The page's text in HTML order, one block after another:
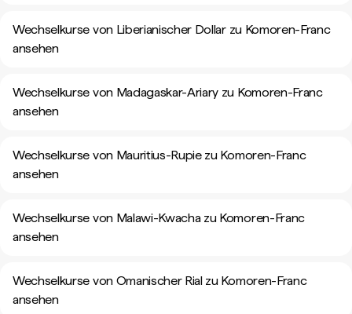
Wechselkurse von Liberianischer Dollar zu Komoren-Franc
ansehen
Wechselkurse von Madagaskar-Ariary zu Komoren-Franc
ansehen
Wechselkurse von Mauritius-Rupie zu Komoren-Franc
ansehen
Wechselkurse von Malawi-Kwacha zu Komoren-Franc
ansehen
Wechselkurse von Omanischer Rial zu Komoren-Franc
ansehen